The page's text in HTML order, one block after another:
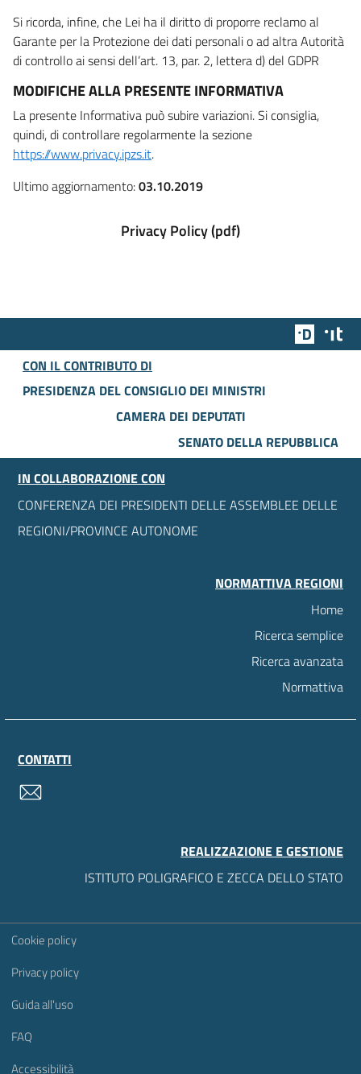
Si ricorda, infine, che Lei ha il diritto di proporre reclamo al
Garante per la Protezione dei dati personali o ad altra Autorità
di controllo ai sensi dell’art. 13, par. 2, lettera d) del GDPR
MODIFICHE ALLA PRESENTE INFORMATIVA
La presente Informativa può subire variazioni. Si consiglia,
quindi, di controllare regolarmente la sezione
https://www.privacy.ipzs.it.
Ultimo aggiornamento:03.10.2019
Privacy Policy (pdf)
Team
CON IL CONTRIBUTO DI
PRESIDENZA DEL CONSIGLIO DEI MINISTRI
CAMERA DEI DEPUTATI
SENATO DELLA REPUBBLICA
IN COLLABORAZIONE CON
CONFERENZA DEI PRESIDENTI DELLE ASSEMBLEE DELLE
REGIONI/PROVINCE AUTONOME
NORMATTIVA REGIONI
Home
Ricerca semplice
Ricerca avanzata
Normattiva
CONTATTI
REALIZZAZIONE E GESTIONE
ISTITUTO POLIGRAFICO E ZECCA DELLO STATO
Sezione Link Utili
Cookie policy
Privacy policy
Guida all'uso
FAQ
Accessibilità